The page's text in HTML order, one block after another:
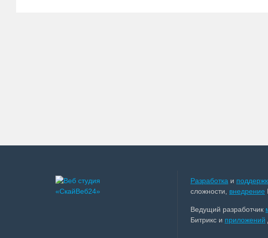
Разработка и
сложности, внедрение
Ведущий разработчик
Битрикс и приложений